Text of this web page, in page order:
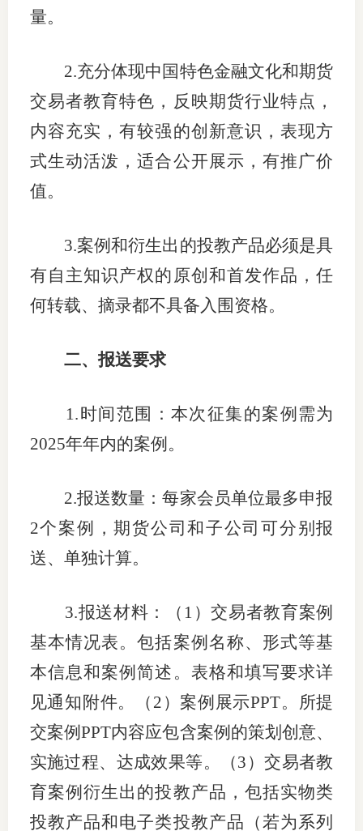
行业投
期货公
居间人
纪律处
期货市
期货行
期货公
量。
2.充分体现中国特色金融文化和期货
交易者教育特色，反映期货行业特点，
内容充实，有较强的创新意识，表现方
式生动活泼，适合公开展示，有推广价
值。
3.案例和衍生出的投教产品必须是具
有自主知识产权的原创和首发作品，任
何转载、摘录都不具备入围资格。
二、报送要求
1.时间范围：本次征集的案例需为
2025年年内的案例。
2.报送数量：每家会员单位最多申报
2个案例，期货公司和子公司可分别报
送、单独计算。
3.报送材料：（ 1 ）交易者教育案例
基本情况表。包括案例名称、形式等基
本信息和案例简述。表格和填写要求详
见通知附件。（ 2 ）案例展示PPT。所提
交案例 PPT内容应包含案例的策划创意、
实施过程、达成效果等。（3 ）交易者教
育案例衍生出的投教产品，包括实物类
投教产品和电子类投教产品（若为系列